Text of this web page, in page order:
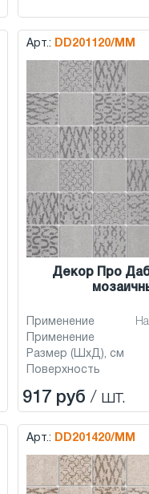
Арт.: DD201120/MM
Декор Про
Применение
Применение
Размер (ШхД), см
Поверхность
917 руб / шт.
Арт.: DD201420/MM